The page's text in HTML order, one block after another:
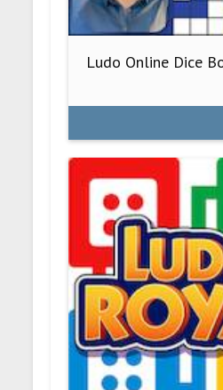
Ludo Online Dice